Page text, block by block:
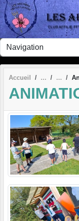
Accueil
Panneau de gestion